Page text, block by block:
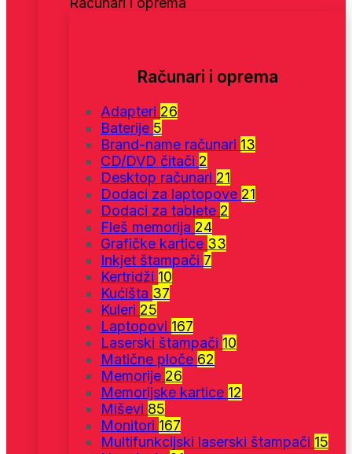
Računari i oprema
Adapteri 26
Baterije 5
Brand-name računari 13
CD/DVD čitači 2
Desktop računari 21
Dodaci za laptopove 21
Dodaci za tablete 2
Fleš memorija 24
Grafičke kartice 33
Inkjet štampači 7
Kertridži 10
Kućišta 37
Kuleri 25
Laptopovi 167
Laserski štampači 10
Matične ploče 62
Memorije 26
Memorijske kartice 12
Miševi 85
Monitori 167
Multifunkcijski laserski štampači 15